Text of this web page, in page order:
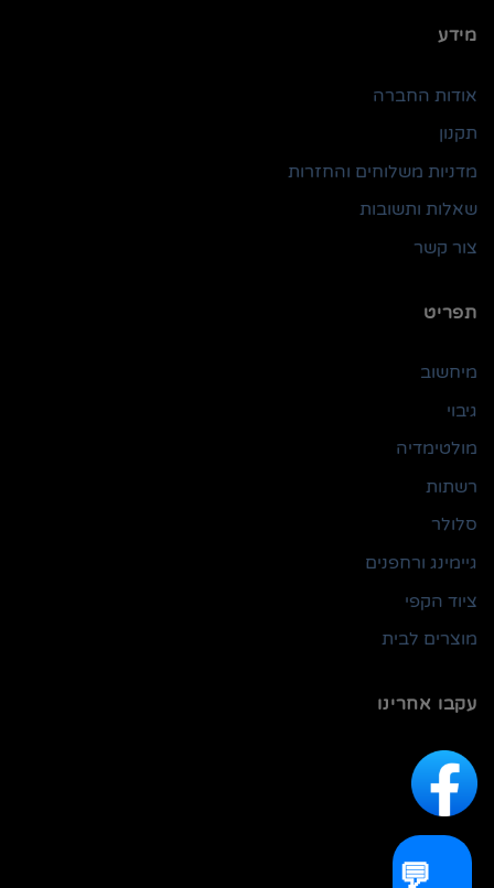
מידע
אודות החברה
תקנון
מדניות משלוחים והחזרות
שאלות ותשובות
צור קשר
תפריט
מיחשוב
גיבוי
מולטימדיה
רשתות
סלולר
גיימינג ורחפנים
ציוד הקפי
מוצרים לבית
עקבו אחרינו
💬